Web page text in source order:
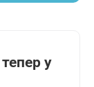
у